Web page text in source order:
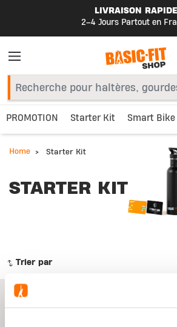
LIVRAISON RAPIDE
2–4 Jours Partout en
PROMOTION Starter Kit Smart Bike
Home Starter Kit
STARTER KIT
Trier par